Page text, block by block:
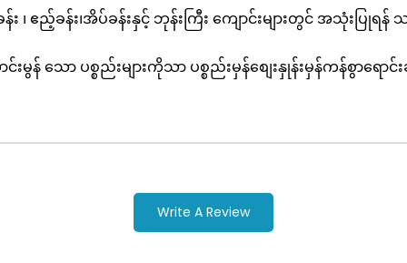
ည့်ခန်း၊အိပ်ခန်းနှင့် ဘုန်းကြီး ကျောင်းများတွင် အသုံးပြုရန် သ
မွန် သော ပစ္စည်းများကိုသာ ပစ္စည်းမှန်စျေးနှုန်းမှန်ကန်စွာရေ
Write A Review